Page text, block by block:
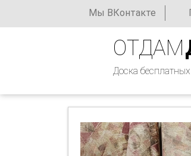
Мы ВКонтакте
ОТДАМ
Доска